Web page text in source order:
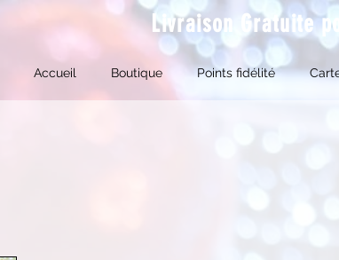
Livraison Gratuite
Accueil Boutique Points fidélité